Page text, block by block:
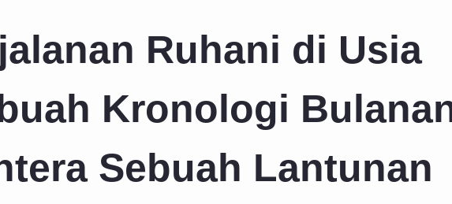
Ruhani di Usia
Kronologi
Sebuah Lantunan